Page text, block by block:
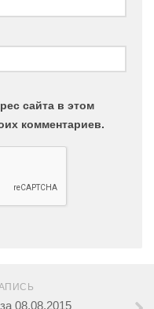
сайта в этом
комментариев.
08.08.2015